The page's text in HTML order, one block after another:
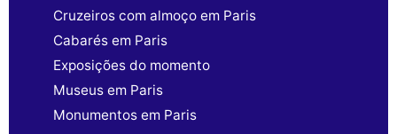
Cruzeiros com almoço em Paris
Cabarés em Paris
Exposições do momento
Museus em Paris
Monumentos em Paris